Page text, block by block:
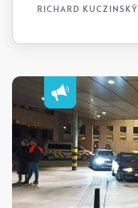
RICHARD KUCZINSKÝ